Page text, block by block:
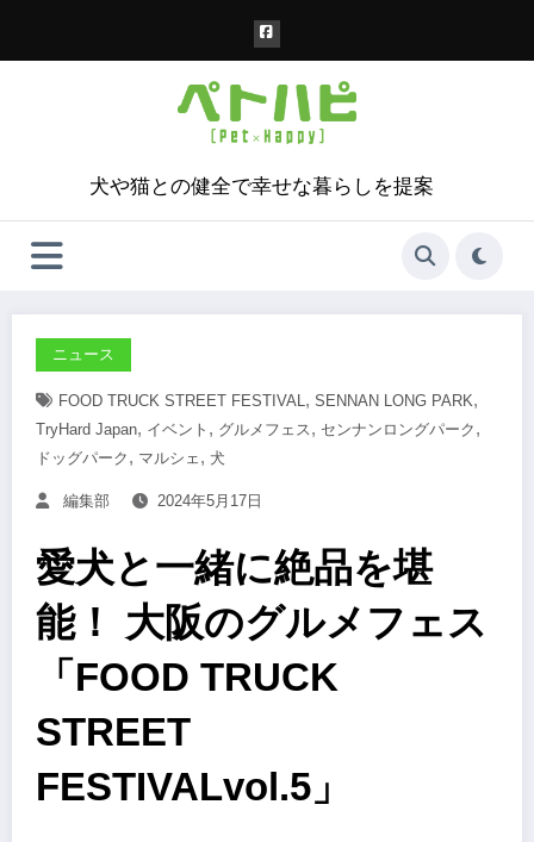
犬や猫との健全で幸せな暮らしを提案
ニュース
FOOD TRUCK STREET FESTIVAL, SENNAN LONG PARK,
TryHard Japan, イベント , グルメフェス, センナンロングパーク ,
ドッグパーク , マルシェ , 犬
編集部 2024年5月17日
愛犬と一緒に絶品を堪
能！ 大阪のグルメフェス
「FOOD TRUCK
STREET
FESTIVALvol.5」